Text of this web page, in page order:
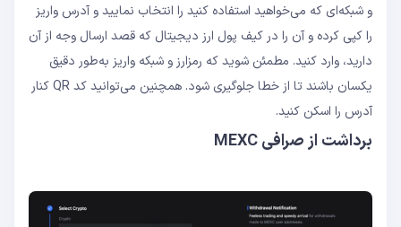
و شبکه‌ای که می‌خواهید استفاده کنید را انتخاب نمایید و آدرس واریز
را کپی کرده و آن را در کیف پول ارز دیجیتال که قصد ارسال وجه از آن
دارید، وارد کنید. مطمئن شوید که رمزارز و شبکه واریز به‌طور دقیق
یکسان باشند تا از خطا جلوگیری شود. همچنین می‌توانید کد QR کنار
آدرس را اسکن کنید.
برداشت از صرافی MEXC